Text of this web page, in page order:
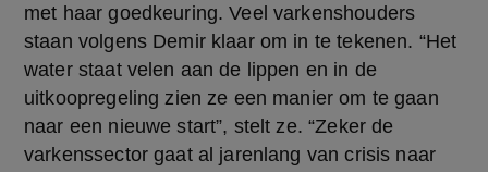
met haar goedkeuring. Veel varkenshouders
staan volgens Demir klaar om in te tekenen. “Het
water staat velen aan de lippen en in de
uitkoopregeling zien ze een manier om te gaan
naar een nieuwe start”, stelt ze. “Zeker de
varkenssector gaat al jarenlang van crisis naar